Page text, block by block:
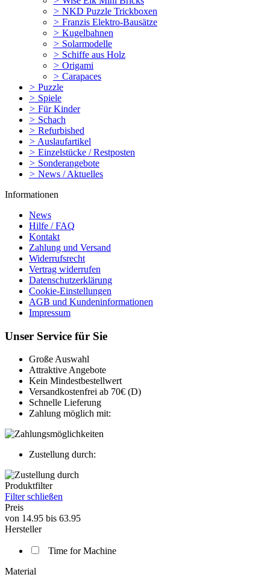
> NKD Puzzle Trickboxen
> Franzis Elektro-Bausätze
> Kugelbahnen
> Solarmodelle
> Schiffe aus Holz
> Origami
> Carapaces
> Puzzle
> Spiele
> Für Kinder
> Schach
> Refurbished
> Auslaufartikel
> Einzelstücke / Restposten
> Sonderangebote
> News / Aktuelles
Informationen
News
Hilfe / FAQ
Kontakt
Zahlung und Versand
Widerrufsrecht
Vertrag widerrufen
Datenschutzerklärung
Cookie-Einstellungen
AGB und Kundeninformationen
Impressum
Unser Service für Sie
Große Auswahl
Attraktive Angebote
Kein Mindestbestellwert
Versandkostenfrei ab 70€ (D)
Schnelle Lieferung
Zahlung möglich mit:
Zustellung durch:
Produktfilter
Filter schließen
Preis
von 14.95 bis 63.95
Hersteller
Time for Machine
Material